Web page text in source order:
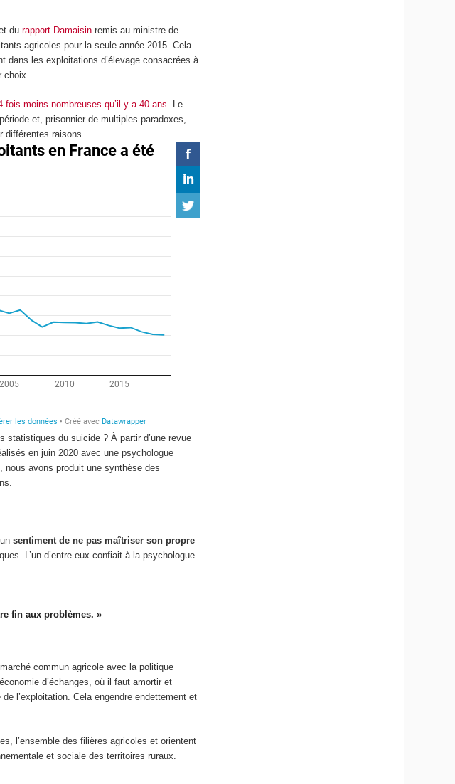
durapport Damaisin remis au ministre de
agricoles pour la seule année 2015. Cela
dans les exploitations d’élevage consacrées à
choix.
fois moins nombreuses qu’il y a 40 ans . Le
et, prisonnier de multiples paradoxes,
différentes raisons.
statistiques du suicide ? À partir d’une revue
en juin 2020 avec une psychologue
nous avons produit une synthèse des
unsentiment de ne pas maîtriser son propre
L’un d’entre eux confiait à la psychologue
fin aux problèmes. »
commun agricole avec la politique
d’échanges, où il faut amortir et
l’exploitation. Cela engendre endettement et
l’ensemble des filières agricoles et orientent
et sociale des territoires ruraux.